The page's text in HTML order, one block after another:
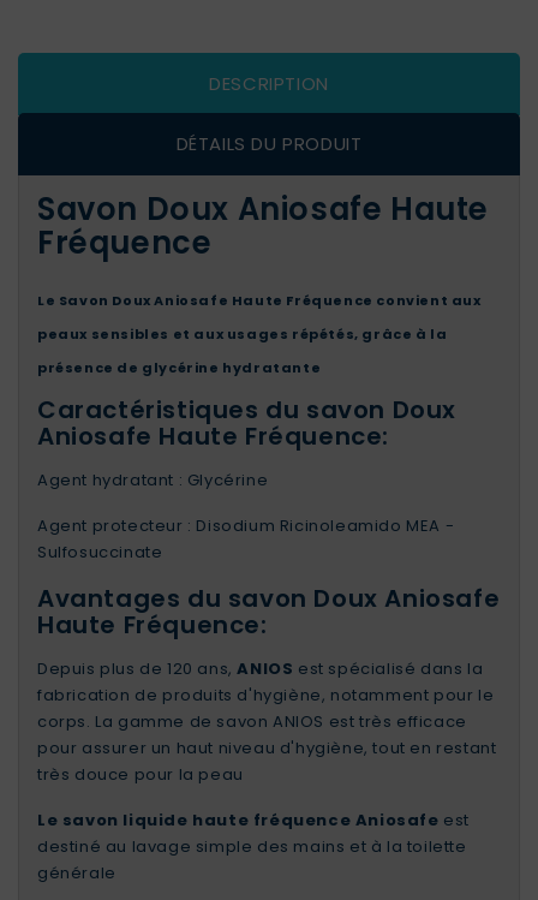
DESCRIPTION
DÉTAILS DU PRODUIT
Savon Doux Aniosafe Haute
Fréquence
Le Savon Doux Aniosafe Haute Fréquence convient aux
peaux sensibles et aux usages répétés, grâce à la
présence de glycérine hydratante
Caractéristiques du savon Doux
Aniosafe Haute Fréquence:
Agent hydratant : Glycérine
Agent protecteur : Disodium Ricinoleamido MEA -
Sulfosuccinate
Avantages du savon Doux Aniosafe
Haute Fréquence:
Depuis plus de 120 ans,ANIOS est spécialisé dans la
fabrication de produits d'hygiène, notamment pour le
corps. La gamme de savon ANIOS est très efficace
pour assurer un haut niveau d'hygiène, tout en restant
très douce pour la peau
Le savon liquide haute fréquence Aniosafe est
destiné au lavage simple des mains et à la toilette
générale